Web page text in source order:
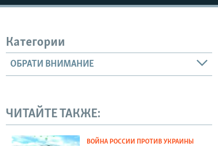
Категории
ОБРАТИ ВНИМАНИЕ
ЧИТАЙТЕ ТАКЖЕ:
ВОЙНА РОССИИ ПРОТИВ УКРАИНЫ